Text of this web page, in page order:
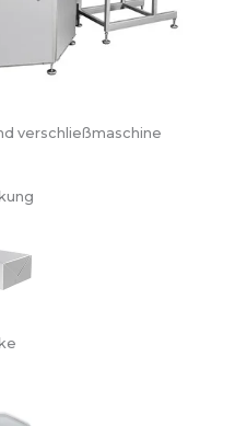
verschließmaschine